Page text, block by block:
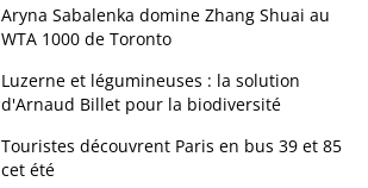
Aryna Sabalenka domine Zhang Shuai au
WTA 1000 de Toronto
Luzerne et légumineuses : la solution
d'Arnaud Billet pour la biodiversité
Touristes découvrent Paris en bus 39 et 85
cet été